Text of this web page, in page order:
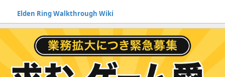
Elden Ring Walkthrough Wiki